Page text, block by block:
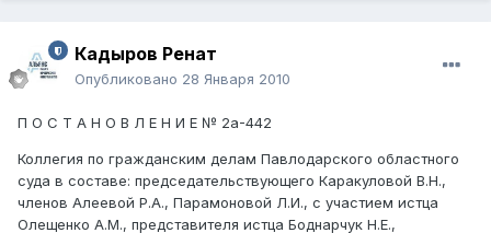
Кадыров Ренат
Опубликовано 28 Января 2010
П О С Т А Н О В Л Е Н И Е № 2а-442
Коллегия по гражданским делам Павлодарского областного
суда в составе: председательствующего Каракуловой В.Н.,
членов Алеевой Р.А., Парамоновой Л.И., с участием истца
Олещенко А.М., представителя истца Боднарчук Н.Е.,